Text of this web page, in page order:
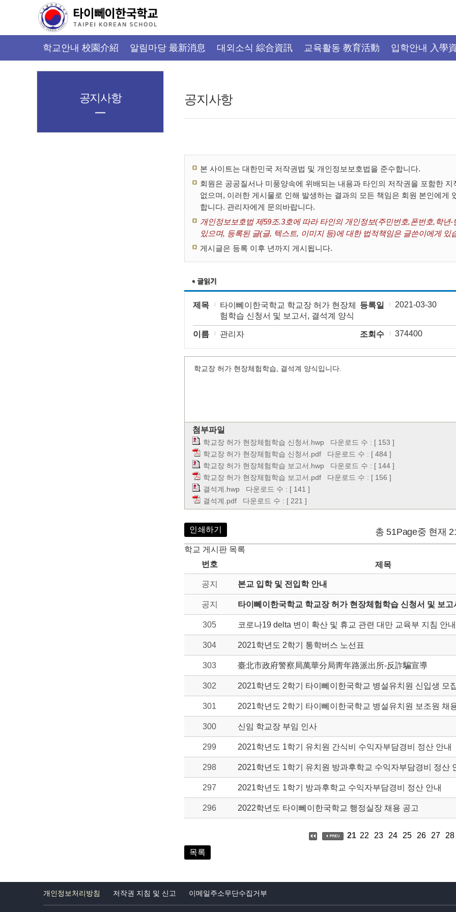
학교안내 校園介紹 알림마당 最新消息 대외소식 綜合資訊 교육활동 教育活動 입학안내 入學
공지사항
본 사이트는 대한민국 저작권법 및 개인정보보호법을 준수합니다.
회원은 공공질서나 미풍양속에 위배되는 내용과 타인의 저작권을 포함한
없으며, 이러한 게시물로 인해 발생하는 결과의 모든 책임은 회원 본인에게
합니다. 관리자에게 문의바랍니다.
개인정보보호법 제59조.3호에 따라 타인의 개인정보(주민번호,폰번호,학
있으며, 등록된 글(글, 텍스트, 이미지 등)에 대한 법적책임은 글쓴이에게 있
게시글은 등록 이후 년까지 게시됩니다.
제목
타이뻬이한국학교 학교장 허가 현장체
험학습 신청서 및 보고서, 결석계 양식
등록일 2021-03-30
이름 관리자 조회수 374400
학교장 허가 현장체험학습, 결석계 양식입니다.
첨부파일
학교장 허가 현장체험학습 신청서.hwp 다운로드 수 : [ 153 ]
학교장 허가 현장체험학습 신청서.pdf 다운로드 수 : [ 484 ]
학교장 허가 현장체험학습 보고서.hwp 다운로드 수 : [ 144 ]
학교장 허가 현장체험학습 보고서.pdf 다운로드 수 : [ 156 ]
결석계.hwp 다운로드 수 : [ 141 ]
결석계.pdf 다운로드 수 : [ 221 ]
인쇄하기 총 51Page중 현재
학교 게시판 목록
번호
제목
공지 본교 입학 및 전입학 안내
공지 타이뻬이한국학교 학교장 허가 현장체험학습 신청서 및 보고
305 코로나19 delta 변이 확산 및 휴교 관련 대만 교육부 지침 안내
304 2021학년도 2학기 통학버스 노선표
303 臺北市政府警察局萬華分局靑年路派出所-反詐騙宣導
302 2021학년도 2학기 타이뻬이한국학교 병설유치원 신입생 모
301 2021학년도 2학기 타이뻬이한국학교 병설유치원 보조원 채
300 신임 학교장 부임 인사
299 2021학년도 1학기 유치원 간식비 수익자부담경비 정산 안내
298 2021학년도 1학기 유치원 방과후학교 수익자부담경비 정산
297 2021학년도 1학기 방과후학교 수익자부담경비 정산 안내
296 2022학년도 타이뻬이한국학교 행정실장 채용 공고
21 22 23 24 25 26 27
28
목록
공지사항
개인정보처리방침 저작권 지침 및 신고 이메일주소무단수집거부